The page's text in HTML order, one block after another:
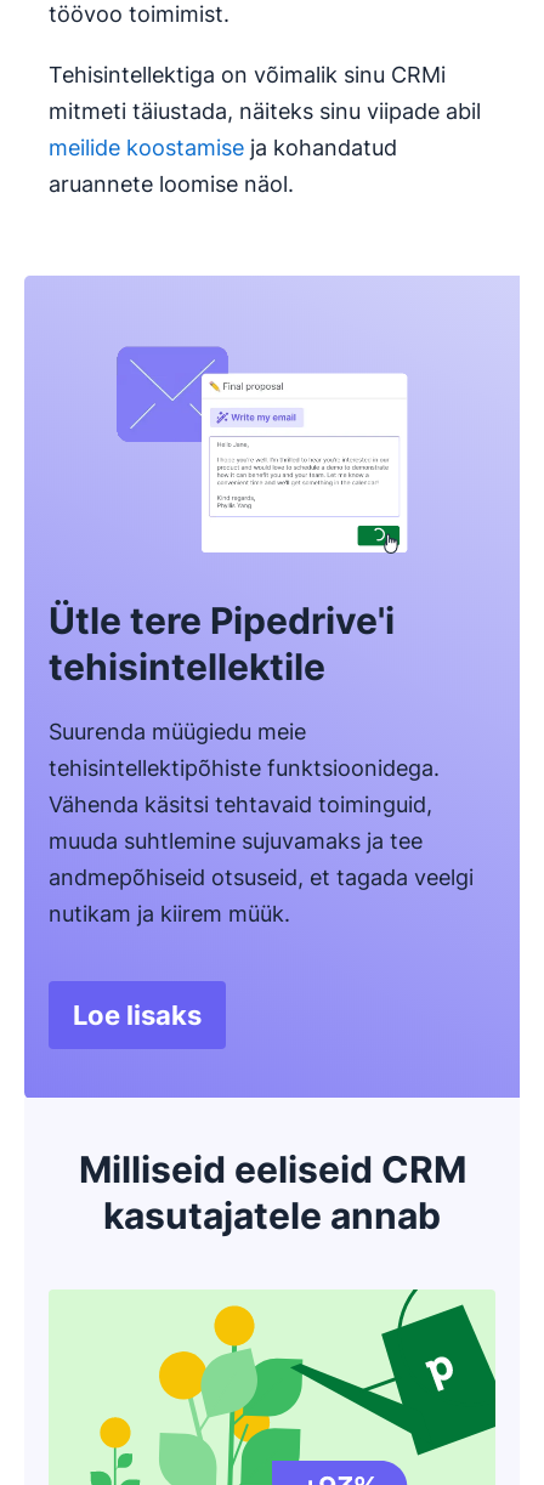
töövoo toimimist.
Tehisintellektiga on võimalik sinu CRMi
mitmeti täiustada, näiteks sinu viipade abil
meilide koostamise ja kohandatud
aruannete loomise näol.
Ütle tere Pipedrive'i
tehisintellektile
Suurenda müügiedu meie
tehisintellektipõhiste funktsioonidega.
Vähenda käsitsi tehtavaid toiminguid,
muuda suhtlemine sujuvamaks ja tee
andmepõhiseid otsuseid, et tagada veelgi
nutikam ja kiirem müük.
Loe lisaks
Avaneb uues aknas
Milliseid eeliseid CRM
kasutajatele annab